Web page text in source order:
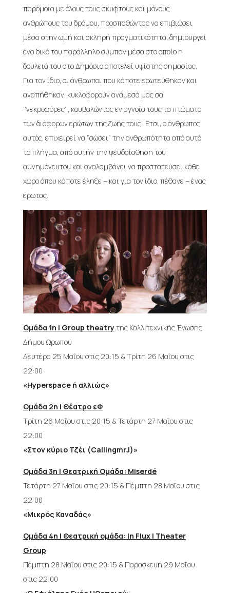
παρόμοια με όλους τους σκυφτούς και μόνους
ανθρώπους του δρόμου, προσπαθώντας να επιβιώσει
μέσα στην ωμή και σκληρή πραγματικότητα, δημιουργεί
ένα δικό του παράλληλο σύμπαν μέσα στο οποίο η
δουλειά του στο Δημόσιο αποτελεί υψίστης σημασίας.
Για τον ίδιο, οι άνθρωποι που κάποτε ερωτεύθηκαν και
αγαπήθηκαν, κυκλοφορούν ανάμεσά μας σα
‘’νεκροφόρες’’, κουβαλώντας εν αγνοία τους τα πτώματα
των διάφορων ερώτων της ζωής τους. Έτσι, ο άνθρωπος
αυτός, επιχειρεί να ”σώσει” την ανθρωπότητα από αυτό
το πλήγμα, από αυτήν την ψευδαίσθηση του
αμνημόνευτου και αναλαμβάνει να προστατεύσει κάθε
χώρο όπου κάποτε έληξε – και για τον ίδιο, πέθανε – ένας
έρωτας.
Ομάδα 1η | Group theatryτης Καλλιτεχνικής Ένωσης
Δήμου Ωρωπού
Δευτέρα 25 Μαΐου στις 20:15 & Τρίτη 26 Μαΐου στις
22:00
«Hyperspace ή αλλιώς»
Ομάδα 2η | Θέατρο εΦ
Τρίτη 26 Μαΐου στις 20:15 & Τετάρτη 27 Μαΐου στις
22:00
«Στον κύριο Τζέι (CallingmrJ)»
Ομάδα 3η | Θεατρική Ομάδα: Miserdé
Τετάρτη 27 Μαΐου στις 20:15 & Πέμπτη 28 Μαΐου στις
22:00
«Μικρός Καναδάς»
Ομάδα 4η | Θεατρική ομάδα: In Flux | Theater
Group
Πέμπτη 28 Μαΐου στις 20:15 & Παρασκευή 29 Μαΐου
στις 22:00